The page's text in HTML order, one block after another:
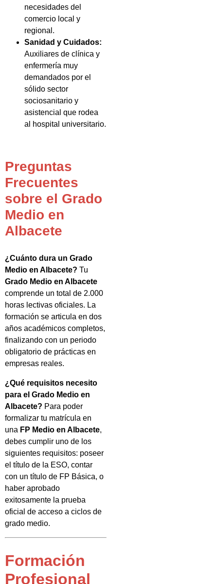
necesidades del
comercio local y
regional.
Sanidad y Cuidados:
Auxiliares de clínica y
enfermería muy
demandados por el
sólido sector
sociosanitario y
asistencial que rodea
al hospital universitario.
Preguntas
Frecuentes
sobre el Grado
Medio en
Albacete
¿Cuánto dura un Grado
Medio en Albacete? Tu
Grado Medio en Albacete
comprende un total de 2.000
horas lectivas oficiales. La
formación se articula en dos
años académicos completos,
finalizando con un periodo
obligatorio de prácticas en
empresas reales.
¿Qué requisitos necesito
para el Grado Medio en
Albacete? Para poder
formalizar tu matrícula en
una FP Medio en Albacete,
debes cumplir uno de los
siguientes requisitos: poseer
el título de la ESO, contar
con un título de FP Básica, o
haber aprobado
exitosamente la prueba
oficial de acceso a ciclos de
grado medio.
Formación
Profesional